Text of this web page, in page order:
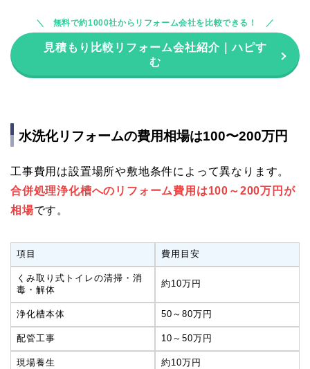
無料で約1000社からリフォーム会社を比較できる！
見積もり比較リフォーム会社紹介｜ハピす
む
水洗化リフォームの費用相場は100〜200万円
工事費用は設置場所や敷地条件によって異なります。
合併処理浄化槽へのリフォーム費用は100～200万円が
相場です。
項目 費用目安
くみ取り式トイレの清掃・消
毒・解体
約10万円
浄化槽本体 50～80万円
配管工事 10～50万円
現場養生 約10万円